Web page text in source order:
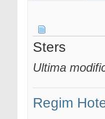
Sters
Ultima
Regim